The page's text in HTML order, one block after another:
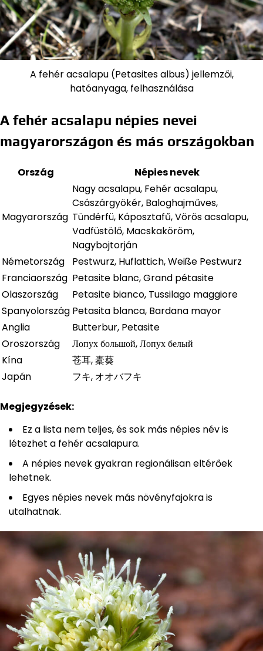
A fehér acsalapu (Petasites albus) jellemzői,
hatóanyaga, felhasználása
A fehér acsalapu népies nevei
magyarországon és más országokban
Ország Népies nevek
Magyarország
Nagy acsalapu, Fehér acsalapu,
Császárgyökér, Baloghajműves,
Tündérfü, Káposztafű, Vörös acsalapu,
Vadfüstölő, Macskaköröm,
Nagybojtorján
Németország
Pestwurz, Huflattich, Weiße Pestwurz
Franciaország Petasite blanc, Grand pétasite
Olaszország
Petasite bianco, Tussilago maggiore
Spanyolország Petasita blanca, Bardana mayor
Anglia
Butterbur, Petasite
Oroszország
Лопух большой, Лопух белый
Kína
苍耳, 橐葵
Japán
フキ, オオバフキ
Megjegyzések:
Ez a lista nem teljes, és sok más népies név is
létezhet a fehér acsalapura.
A népies nevek gyakran regionálisan eltérőek
lehetnek.
Egyes népies nevek más növényfajokra is
utalhatnak.